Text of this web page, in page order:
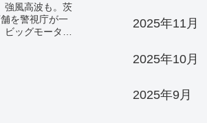
風高波も。茨
を警視庁が一
ッグモーター
2025年11月
2025年10月
2025年9月